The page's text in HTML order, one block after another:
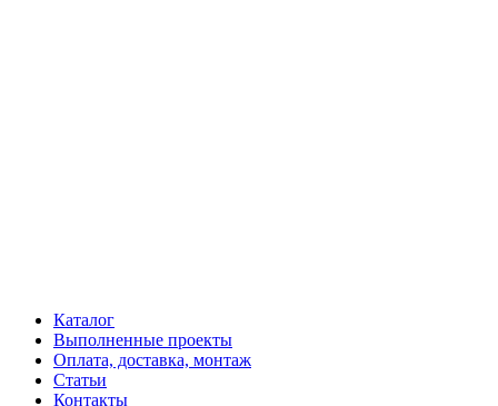
Каталог
Выполненные проекты
Оплата, доставка, монтаж
Статьи
Контакты